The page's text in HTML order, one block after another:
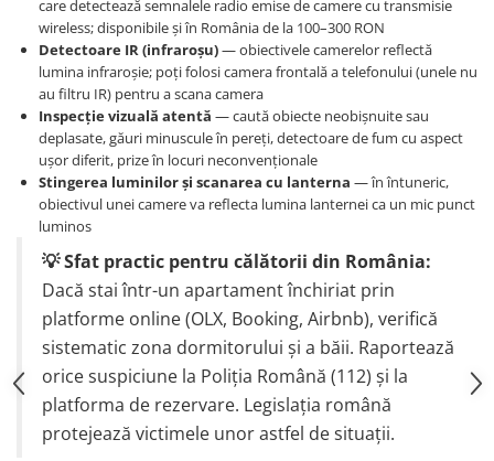
care detectează semnalele radio emise de camere cu transmisie
wireless; disponibile și în România de la 100–300 RON
Detectoare IR (infraroșu)— obiectivele camerelor reflectă
lumina infraroșie; poți folosi camera frontală a telefonului (unele nu
au filtru IR) pentru a scana camera
Inspecție vizuală atentă — caută obiecte neobișnuite sau
deplasate, găuri minuscule în pereți, detectoare de fum cu aspect
ușor diferit, prize în locuri neconvenționale
Stingerea luminilor și scanarea cu lanterna — în întuneric,
obiectivul unei camere va reflecta lumina lanternei ca un mic punct
luminos
💡 Sfat practic pentru călătorii din România:
Dacă stai într-un apartament închiriat prin
platforme online (OLX, Booking, Airbnb), verifică
sistematic zona dormitorului și a băii. Raportează
orice suspiciune la Poliția Română (112) și la
platforma de rezervare. Legislația română
protejează victimele unor astfel de situații.